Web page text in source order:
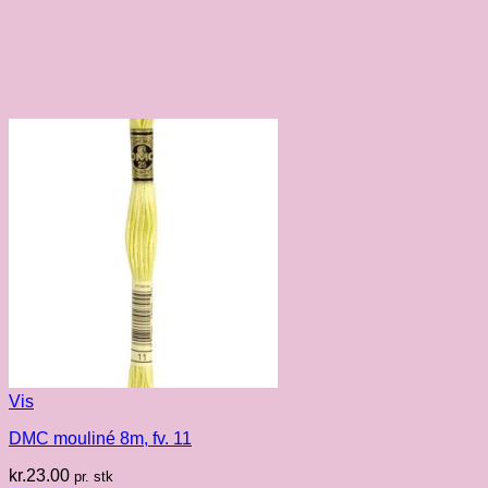
Vis
DMC mouliné 8m, fv. 11
kr.23.00 pr. stk